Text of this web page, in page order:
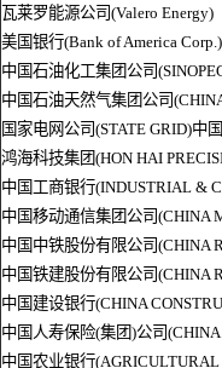
瓦莱罗能源公司(Valero Energy)
美国银行(Bank of America Corp.)
中国石油化工集团公司
中国石油天然气集团公司
国家电网公司(STATE GRID)中
鸿海科技集团(HON HAI
中国工商银行(INDUSTRIAL &
中国移动通信集团公司(CHINA
中国中铁股份有限公司(CHINA
中国铁建股份有限公司(CHINA
中国建设银行(CHINA
中国人寿保险(集团)公司
中国农业银行